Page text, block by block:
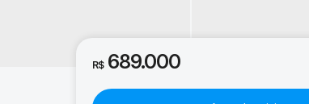
R$689.000